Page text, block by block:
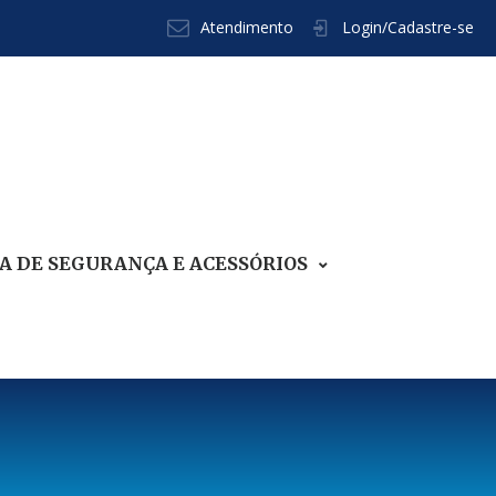
Atendimento Login/Cadastre-se
DE SEGURANÇA E ACESSÓRIOS